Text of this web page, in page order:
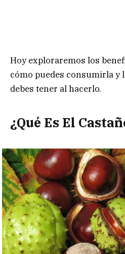
Hoy exploraremos los
cómo puedes consumirla y
debes tener al hacerlo.
¿Qué Es El